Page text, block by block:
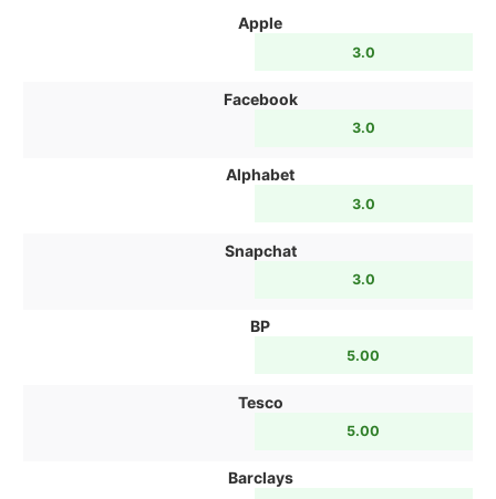
Apple
3.0
Facebook
3.0
Alphabet
3.0
Snapchat
3.0
BP
5.00
Tesco
5.00
Barclays